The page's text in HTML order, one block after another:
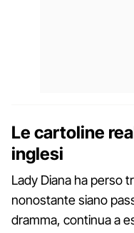
Le cartoline
inglesi
Lady Diana ha perso
nonostante siano
dramma, continua a